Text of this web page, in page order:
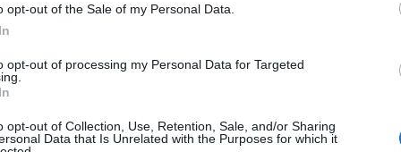
opt-out of the Sale of my Personal Data.
opt-out of processing my Personal Data for Targeted
opt-out of Collection, Use, Retention, Sale, and/or Sharing
Data that Is Unrelated with the Purposes for which it
situazione come uno scenario da incubo
possono compromettere il vault
chiavi del regno – accesso a ogni database,
organizzazione”, ha affermato. Questa
exploit che inizia con un bypass